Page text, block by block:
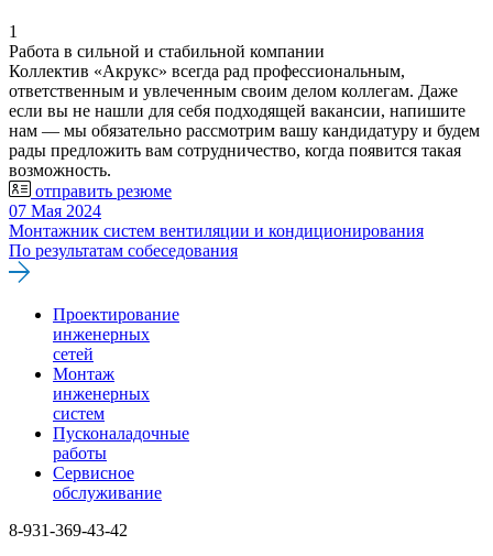
1
Работа в сильной и стабильной компании
Коллектив «Акрукс» всегда рад профессиональным,
ответственным и увлеченным своим делом коллегам. Даже
если вы не нашли для себя подходящей вакансии, напишите
нам — мы обязательно рассмотрим вашу кандидатуру и будем
рады предложить вам сотрудничество, когда появится такая
возможность.
отправить резюме
07 Мая 2024
Монтажник систем вентиляции и кондиционирования
По результатам собеседования
Проектирование
инженерных
сетей
Монтаж
инженерных
систем
Пусконаладочные
работы
Сервисное
обслуживание
8-931-369-43-42